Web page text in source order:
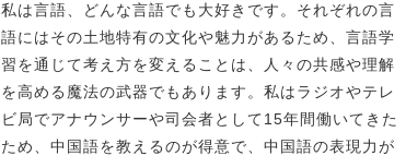
私は言語、どんな言語でも大好きです。それぞれの言
語にはその土地特有の文化や魅力があるため、言語学
習を通じて考え方を変えることは、人々の共感や理解
を高める魔法の武器でもあります。私はラジオやテレ
ビ局でアナウンサーや司会者として15年間働いてきた
ため、中国語を教えるのが得意で、中国語の表現力が